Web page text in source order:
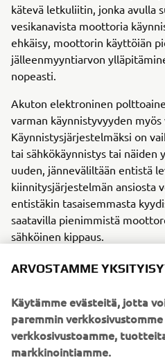
kätevä letkuliitin, jonka avulla
vesikanavista moottoria
ehkäisy, moottorin käyttöiän
jälleenmyyntiarvon
nopeasti.
Akuton elektroninen
varman käynnistyvyyden myös
Käynnistysjärjestelmäksi on
tai sähkökäynnistys tai näiden
uuden, jänneväliltään entistä
kiinnitysjärjestelmän ansiosta
entistäkin tasaisemmasta
saatavilla pienimmistä
sähköinen kippaus.
F20 on luonnollisesti täysin
kytkeä erilaisia selkeitä
ohjauskahva tuo veneen
Kalastajat ilahtuvat varmasti
kuuluvasta uistelunopeuden
ARVOSTAMME
Käytämme evästeitä, jotta
paremmin
verkkosivustoamme,
markkinointiamme.